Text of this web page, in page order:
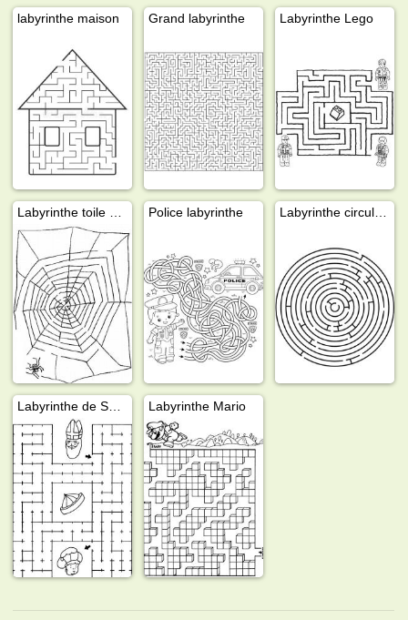
labyrinthe maison Grand labyrinthe Labyrinthe Lego
Police labyrinthe
Labyrinthe Mario